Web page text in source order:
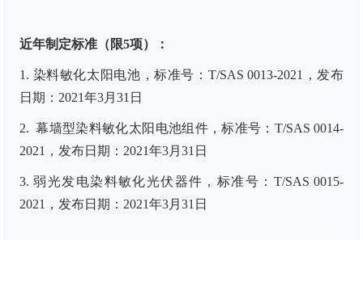
近年制定标准 （限5项） ：
1. 染料敏化太阳电池，标准号：T/SAS 0013-2021，发布
日期：2021年3月31日
2. 幕墙型染料敏化太阳电池组件，标准号：T/SAS 0014-
2021，发布日期：2021年3月31日
3. 弱光发电染料敏化光伏器件，标准号：T/SAS 0015-
2021，发布日期：2021年3月31 日